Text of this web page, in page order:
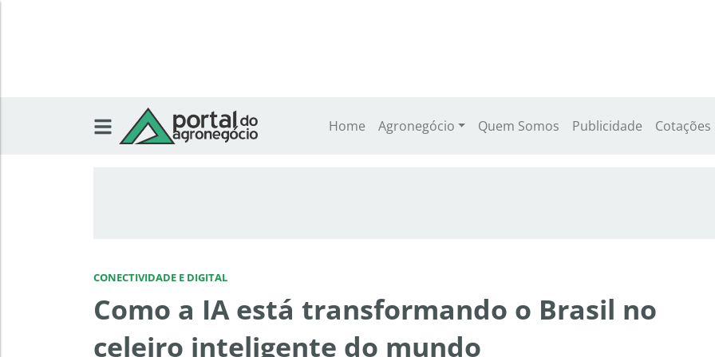
Home Agronegócio Quem Somos Publicidade Cotações
CONECTIVIDADE E DIGITAL
Como a IA está transformando o Brasil no
celeiro inteligente do mundo